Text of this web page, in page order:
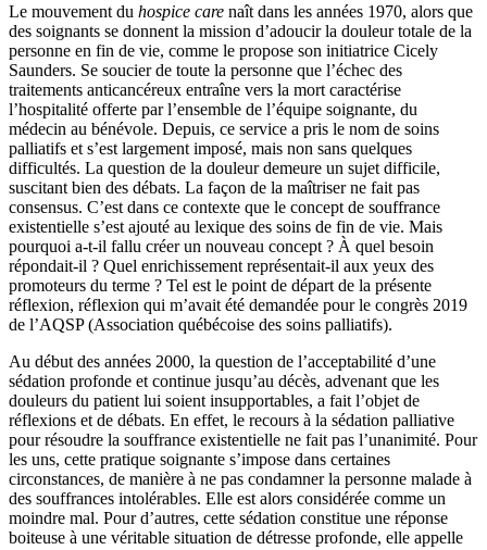
Le mouvement du hospice care naît dans les années 1970, alors que
des soignants se donnent la mission d’adoucir la douleur totale de la
personne en fin de vie, comme le propose son initiatrice Cicely
Saunders. Se soucier de toute la personne que l’échec des
traitements anticancéreux entraîne vers la mort caractérise
l’hospitalité offerte par l’ensemble de l’équipe soignante, du
médecin au bénévole. Depuis, ce service a pris le nom de soins
palliatifs et s’est largement imposé, mais non sans quelques
difficultés. La question de la douleur demeure un sujet difficile,
suscitant bien des débats. La façon de la maîtriser ne fait pas
consensus. C’est dans ce contexte que le concept de souffrance
existentielle s’est ajouté au lexique des soins de fin de vie. Mais
pourquoi a-t-il fallu créer un nouveau concept ? À quel besoin
répondait-il ? Quel enrichissement représentait-il aux yeux des
promoteurs du terme ? Tel est le point de départ de la présente
réflexion, réflexion qui m’avait été demandée pour le congrès 2019
de l’AQSP (Association québécoise des soins palliatifs).
Au début des années 2000, la question de l’acceptabilité d’une
sédation profonde et continue jusqu’au décès, advenant que les
douleurs du patient lui soient insupportables, a fait l’objet de
réflexions et de débats. En effet, le recours à la sédation palliative
pour résoudre la souffrance existentielle ne fait pas l’unanimité. Pour
les uns, cette pratique soignante s’impose dans certaines
circonstances, de manière à ne pas condamner la personne malade à
des souffrances intolérables. Elle est alors considérée comme un
moindre mal. Pour d’autres, cette sédation constitue une réponse
boiteuse à une véritable situation de détresse profonde, elle appelle